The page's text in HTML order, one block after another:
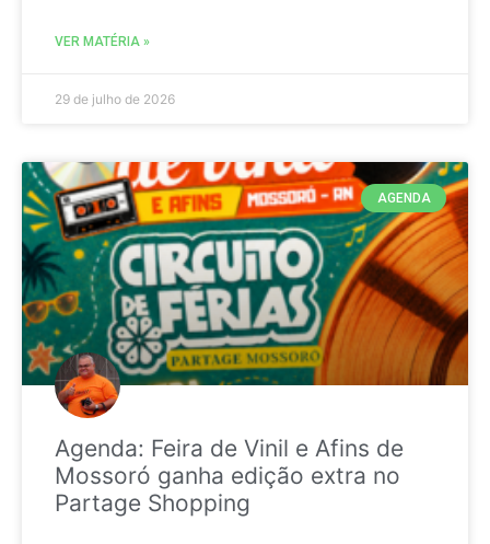
VER MATÉRIA »
29 de julho de 2026
AGENDA
Agenda: Feira de Vinil e Afins de
Mossoró ganha edição extra no
Partage Shopping